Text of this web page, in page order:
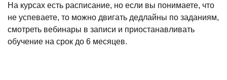
На курсах есть расписание, но если вы понимаете, что
не успеваете, то можно двигать дедлайны по заданиям,
смотреть вебинары в записи и приостанавливать
обучение на срок до 6 месяцев.